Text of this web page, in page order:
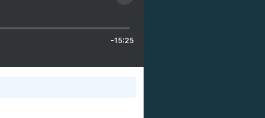
-15:25